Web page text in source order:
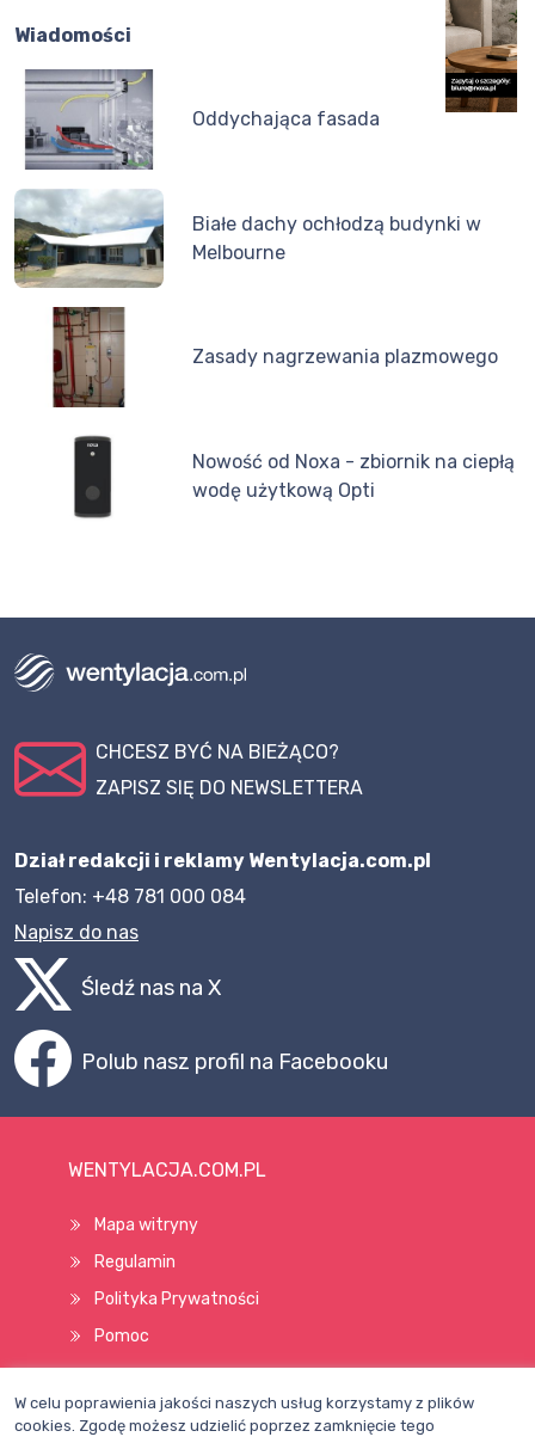
Wiadomości
Oddychająca fasada
Białe dachy ochłodzą budynki w
Melbourne
Zasady nagrzewania plazmowego
Nowość od Noxa - zbiornik na ciepłą
wodę użytkową Opti
CHCESZ BYĆ NA BIEŻĄCO?
ZAPISZ SIĘ DO NEWSLETTERA
Dział redakcji i reklamy Wentylacja.com.pl
Telefon: +48 781 000 084
Napisz do nas
Śledź nas na X
Polub nasz profil na Facebooku
WENTYLACJA.COM.PL
Mapa witryny
Regulamin
Polityka Prywatności
Pomoc
Wszelkie prawa zastrzeżone © 1998–2026
W celu poprawienia jakości naszych usług korzystamy z plików
cookies. Zgodę możesz udzielić poprzez zamknięcie tego